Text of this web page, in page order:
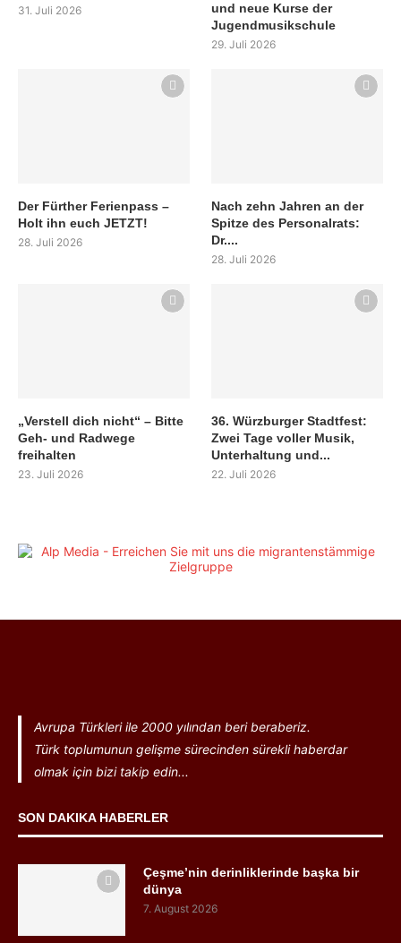
31. Juli 2026
und neue Kurse der
Jugendmusikschule
29. Juli 2026
Der Fürther Ferienpass –
Holt ihn euch JETZT!
28. Juli 2026
Nach zehn Jahren an der
Spitze des Personalrats:
Dr....
28. Juli 2026
„Verstell dich nicht“ – Bitte
Geh- und Radwege
freihalten
23. Juli 2026
36. Würzburger Stadtfest:
Zwei Tage voller Musik,
Unterhaltung und...
22. Juli 2026
Avrupa Türkleri ile 2000 yılından beri beraberiz.
Türk toplumunun gelişme sürecinden sürekli haberdar
olmak için bizi takip edin...
SON DAKIKA HABERLER
Çeşme’nin derinliklerinde başka bir
dünya
7. August 2026